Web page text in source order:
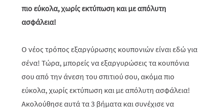
πιο εύκολα, χωρίς εκτύπωση και με απόλυτη
ασφάλεια!
Ο νέος τρόπος εξαργύρωσης κουπονιών είναι εδώ για
σένα! Τώρα, μπορείς να εξαργυρώσεις τα κουπόνια
σου από την άνεση του σπιτιού σου, ακόμα πιο
εύκολα, χωρίς εκτύπωση και με απόλυτη ασφάλεια!
Ακολούθησε αυτά τα 3 βήματα και συνέχισε να